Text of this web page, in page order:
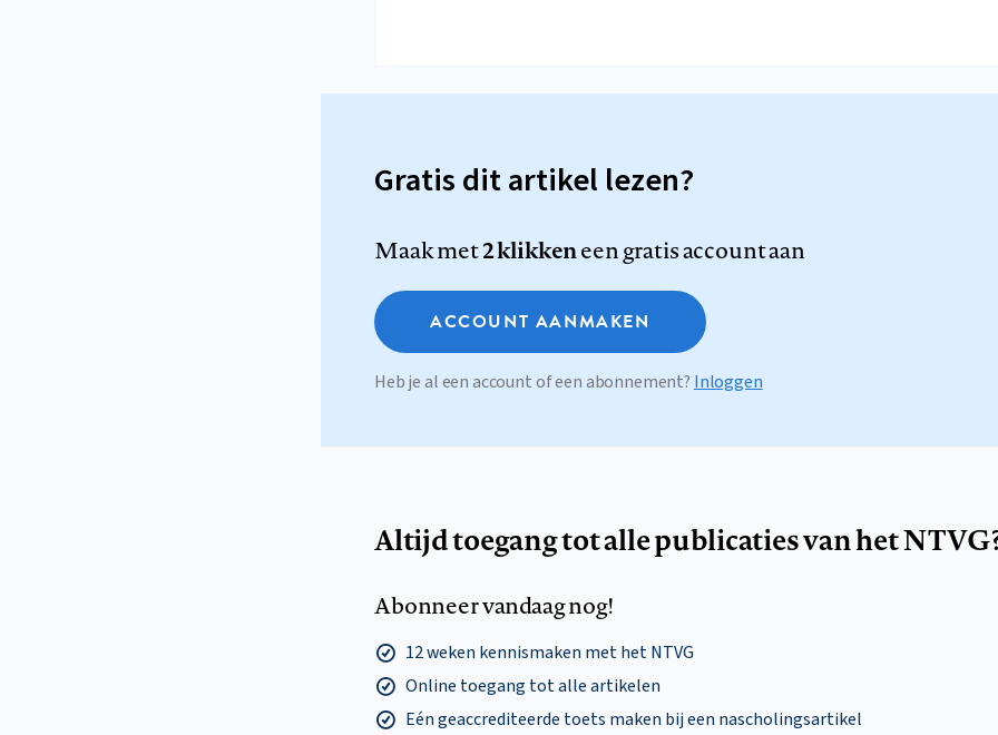
Gratis dit artikel lezen?
Maak met2 klikkeneen gratis account aan
ACCOUNT AANMAKEN
Heb je al een account of een abonnement? Inloggen
Altijd toegang tot alle publicaties van het
Abonneer vandaag nog!
12 weken kennismaken met het NTVG
Online toegang tot alle artikelen
Eén geaccrediteerde toets maken bij een nascholingsartikel